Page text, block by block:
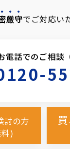
厳守でご対応い
電話でのご相談
討の方
)